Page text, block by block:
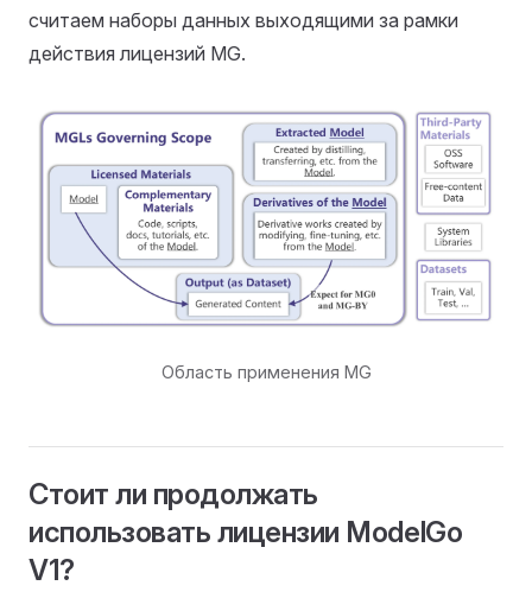
считаем наборы данных выходящими за рамки
действия лицензий MG.
Область применения MG
Стоит ли продолжать
использовать лицензии ModelGo
V1?